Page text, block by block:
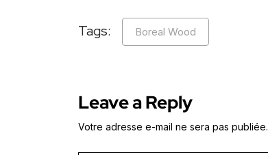
Tags: Boreal Wood
Leave a Reply
Votre adresse e-mail ne sera pas publiée.